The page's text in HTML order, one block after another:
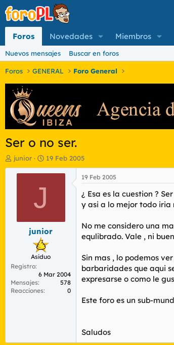
Foros Novedades Miembros
Nuevos mensajes Buscar en foros
Foros GENERAL Foro General
Ser o no ser.
I
n
o
t
m
a
junior
F
e
c
d
i
n
c
i
19 Feb 2005
J
junior
Asiduo
Registro
6 Mar 2004
Mensajes
578
Reacciones
0
19 Feb 2005
¿ Esa es la cuestion ?
y asi a lo mejor todo iria
No me considero una
equlibrado. Vale , ni
Sin mas , lo podemos
barbaridades que aqui
expresarse o como le
Este foro es un sub-
Saludos